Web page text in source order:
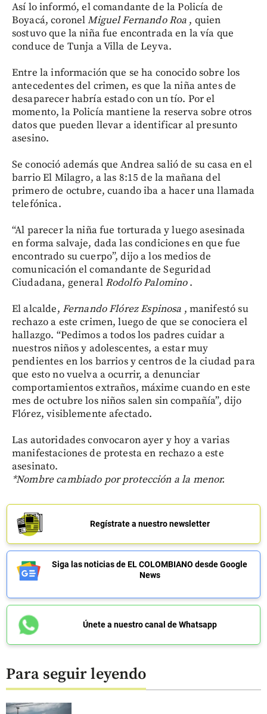
Así lo informó, el comandante de la Policía de
Boyacá, coronelMiguel Fernando Roa , quien
sostuvo que la niña fue encontrada en la vía que
conduce de Tunja a Villa de Leyva.
Entre la información que se ha conocido sobre los
antecedentes del crimen, es que la niña antes de
desaparecer habría estado con un tío. Por el
momento, la Policía mantiene la reserva sobre otros
datos que pueden llevar a identificar al presunto
asesino.
Se conoció además que Andrea salió de su casa en el
barrio El Milagro, a las 8:15 de la mañana del
primero de octubre, cuando iba a hacer una llamada
telefónica.
“Al parecer la niña fue torturada y luego asesinada
en forma salvaje, dada las condiciones en que fue
encontrado su cuerpo”, dijo a los medios de
comunicación el comandante de Seguridad
Ciudadana, generalRodolfo Palomino.
El alcalde, Fernando Flórez Espinosa , manifestó su
rechazo a este crimen, luego de que se conociera el
hallazgo. “Pedimos a todos los padres cuidar a
nuestros niños y adolescentes, a estar muy
pendientes en los barrios y centros de la ciudad para
que esto no vuelva a ocurrir, a denunciar
comportamientos extraños, máxime cuando en este
mes de octubre los niños salen sin compañía”, dijo
Flórez, visiblemente afectado.
Las autoridades convocaron ayer y hoy a varias
manifestaciones de protesta en rechazo a este
asesinato.
*Nombre cambiado por protección a la menor.
Regístrate a nuestro newsletter
Siga las noticias de EL COLOMBIANO desde Google
News
Únete a nuestro canal de Whatsapp
Para seguir leyendo